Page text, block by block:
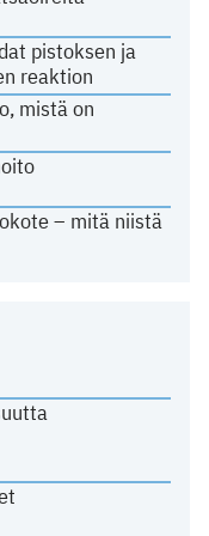
pistoksen ja
reaktion
mistä on
– mitä niistä